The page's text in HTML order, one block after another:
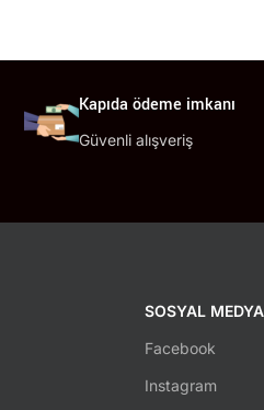
Kapıda ödeme imkanı
Güvenli alışveriş
SOSYAL MEDYA
Facebook
Instagram